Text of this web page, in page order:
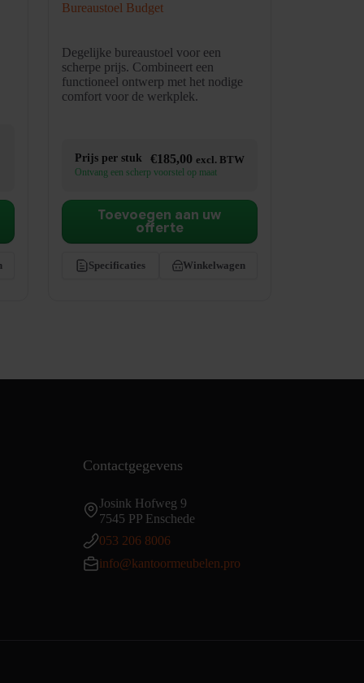
Bureaustoel Budget
Degelijke bureaustoel voor een
scherpe prijs. Combineert een
functioneel ontwerp met het nodige
comfort voor de werkplek.
Prijs per stuk €185,00 excl. BTW
Ontvang een scherp voorstel op maat
Specificaties Winkelwagen
Toevoegen aan uw
offerte
Contactgegevens
Josink Hofweg 9
7545 PP Enschede
053 206 8006
info@kantoormeubelen.pro